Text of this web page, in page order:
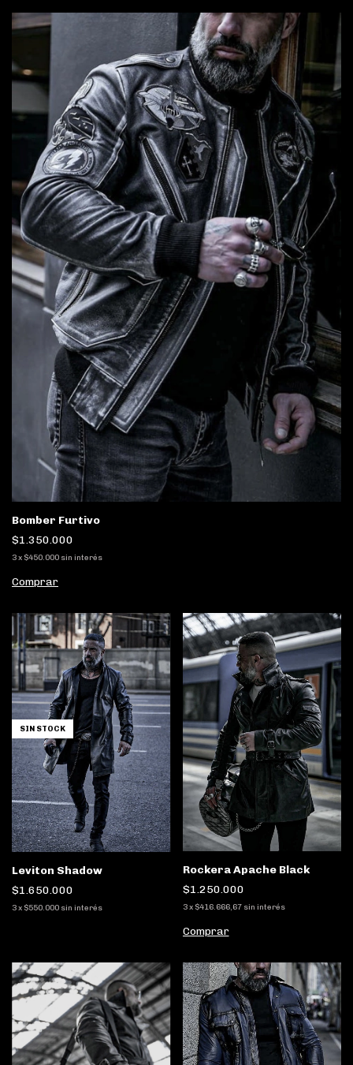
Bomber Furtivo
$1.350.000
3x $450.000 sin interés
Comprar
SIN STOCK
Leviton Shadow
$1.650.000
3x $550.000 sin interés
Rockera Apache Black
$1.250.000
3 x $416.666,67 sin interés
Comprar